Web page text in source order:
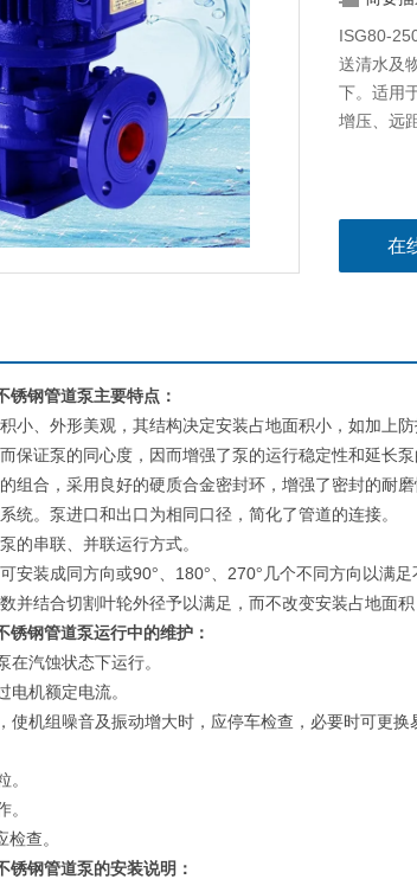
ISG80-
送清水及
下。适用
增压、远
在
锈钢管道泵主要特点：
小、外形美观，其结构决定安装占地面积小，如加上防
保证泵的同心度，因而增强了泵的运行稳定性和延长泵
组合，采用良好的硬质合金密封环，增强了密封的耐
统。泵进口和出口为相同口径，简化了管道的连接。
的串联、并联运行方式。
安装成同方向或90°、 180°、 270°几个不同方向以满足
并结合切割叶轮外径予以满足，而不改变安装占地面积
锈钢管道泵运行中的维护：
在汽蚀状态下运行。
电机额定电流。
使机组噪音及振动增大时，应停车检查，必要时可更换
。
。
检查。
锈钢管道泵的安装说明：